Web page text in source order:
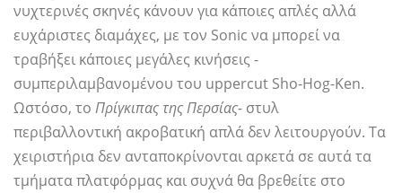
νυχτερινές σκηνές κάνουν για κάποιες απλές αλλά
ευχάριστες διαμάχες, με τον Sonic να μπορεί να
τραβήξει κάποιες μεγάλες κινήσεις -
συμπεριλαμβανομένου του uppercut Sho-Hog-Ken.
Ωστόσο, το Πρίγκιπας της Περσίας- στυλ
περιβαλλοντική ακροβατική απλά δεν λειτουργούν. Τα
χειριστήρια δεν ανταποκρίνονται αρκετά σε αυτά τα
τμήματα πλατφόρμας και συχνά θα βρεθείτε στο